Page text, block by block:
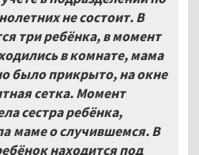
не состоит. В
три ребёнка, в момент
в комнате, мама
было прикрыто, на окне
сетка. Момент
сестра ребёнка,
маме о случившемся. В
находится под